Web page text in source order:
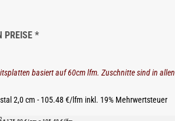
PREISE *
basiert auf 60cm lfm. Zuschnitte sind in
2,0 cm - 105.48 €/lfm inkl. 19% Mehrwertsteuer
2